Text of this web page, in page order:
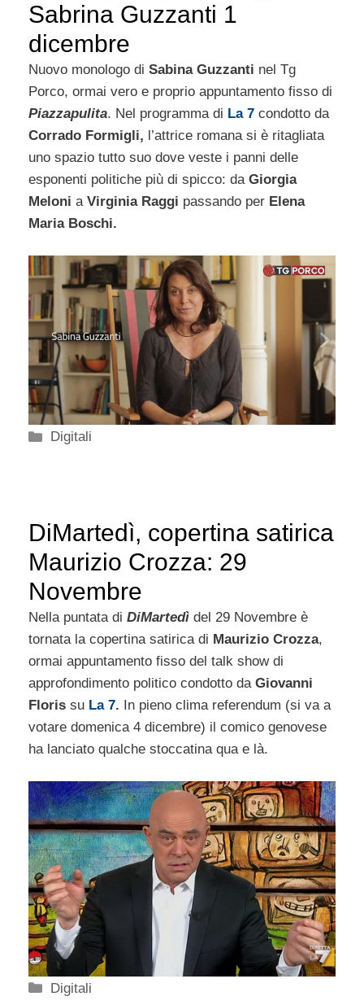
Sabrina Guzzanti 1
dicembre
Nuovo monologo di Sabina Guzzanti nel Tg
Porco, ormai vero e proprio appuntamento fisso di
Piazzapulita. Nel programma di La 7 condotto da
Corrado Formigli, l’attrice romana si è ritagliata
uno spazio tutto suo dove veste i panni delle
esponenti politiche più di spicco: daGiorgia
Meloni a Virginia Raggi passando per Elena
Maria Boschi.
Categorie
Digitali
DiMartedì, copertina satirica
Maurizio Crozza: 29
Novembre
Nella puntata di DiMartedì del 29 Novembre è
tornata la copertina satirica di Maurizio Crozza,
ormai appuntamento fisso del talk show di
approfondimento politico condotto da Giovanni
Floris su La 7. In pieno clima referendum (si va a
votare domenica 4 dicembre) il comico genovese
ha lanciato qualche stoccatina qua e là.
Categorie
Digitali